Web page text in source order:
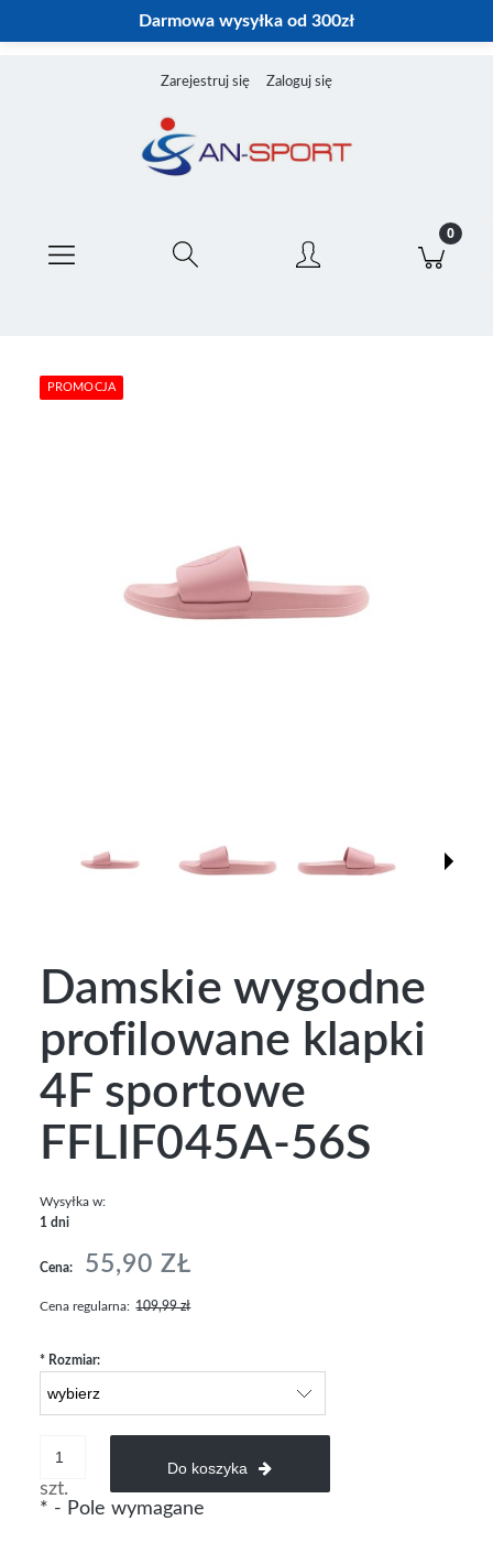
Darmowa wysyłka od 300zł
Zarejestruj się Zaloguj się
PROMOCJA
Damskie wygodne
profilowane klapki
4F sportowe
FFLIF045A-56S
Wysyłka w:
1 dni
Cena: 55,90 ZŁ
Cena regularna: 109,99 zł
* Rozmiar:
szt.
Do koszyka
* - Pole wymagane